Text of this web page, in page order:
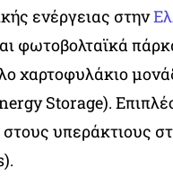
ενέργειας στην
φωτοβολταϊκά
χαρτοφυλάκιο
Storage).
υπεράκτιους